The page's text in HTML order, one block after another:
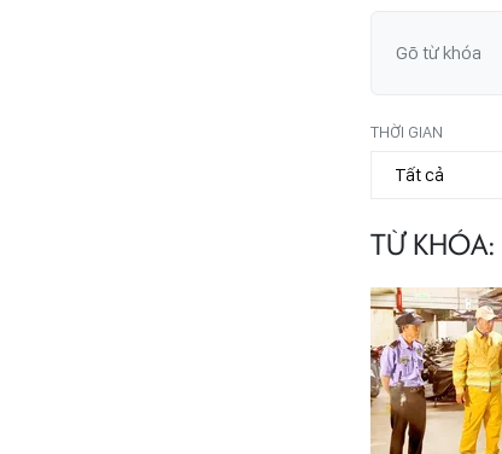
THỜI GIAN
TỪ KHÓA: